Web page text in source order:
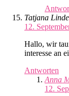
Tatjana
12.
Hallo, wir
interesse an
Antworten
Anna
12.